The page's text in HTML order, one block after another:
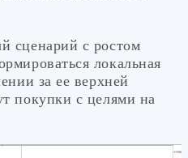
сценарий с ростом
локальная
за ее верхней
покупки с целями на